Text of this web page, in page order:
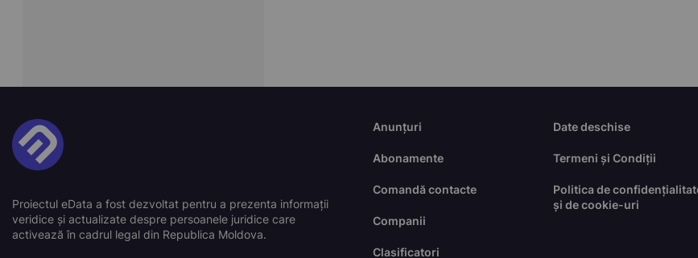
Proiectul eData a fost dezvoltat pentru a prezenta informații
veridice și actualizate despre persoanele juridice care
activează în cadrul legal din Republica Moldova.
Anunțuri
Abonamente
Comandă contacte
Companii
Clasificatori
Date deschise
Termeni și Condiții
Politica de
și de cookie-uri